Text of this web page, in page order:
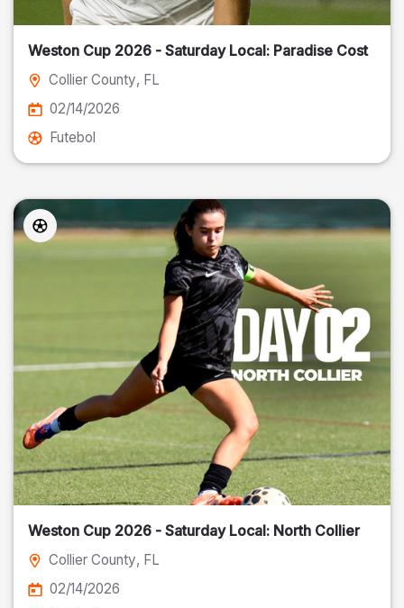
Weston Cup 2026 - Saturday Local: Paradise Cost
Collier County, FL
02/14/2026
Futebol
Weston Cup 2026 - Saturday Local: North Collier
Collier County, FL
02/14/2026